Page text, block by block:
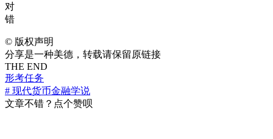
对
错
© 版权声明
分享是一种美德，转载请保留原链接
THE END
形考任务
# 现代货币金融学说
文章不错？点个赞呗